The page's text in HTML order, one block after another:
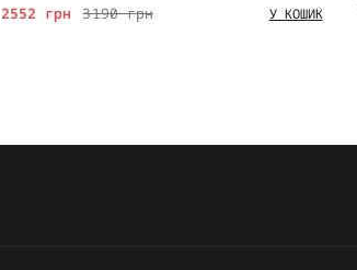
3190 грн
2552 грн У КОШИК